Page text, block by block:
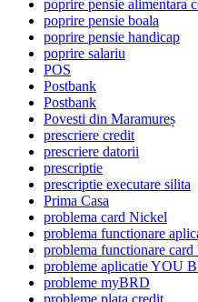
poprire pensie alimentara
poprire pensie boala
poprire pensie handicap
poprire salariu
POS
Postbank
Postbank
Povesti din Maramureș
prescriere credit
prescriere datorii
prescriptie
prescriptie executare silita
Prima Casa
problema card Nickel
problema functionare
problema functionare card
probleme aplicatie YOU
probleme myBRD